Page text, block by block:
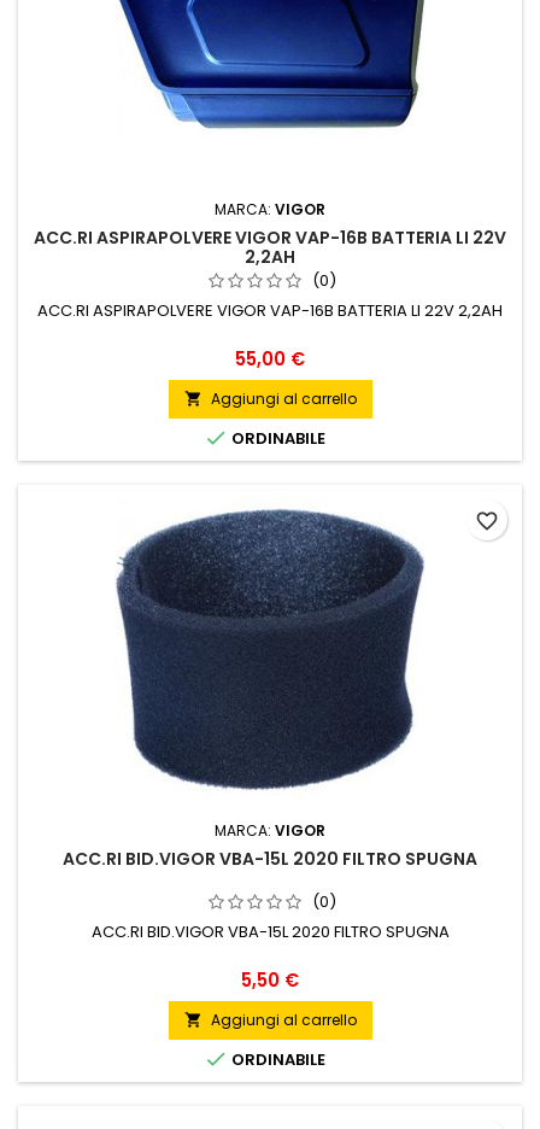
MARCA: VIGOR
ACC.RI ASPIRAPOLVERE VIGOR VAP-16B BATTERIA LI 22V
2,2AH
(0)
ACC.RI ASPIRAPOLVERE VIGOR VAP-16B BATTERIA LI 22V 2,2AH
Prezzo
55,00 €
 Aggiungi al carrello
 ORDINABILE
MARCA: VIGOR
ACC.RI BID.VIGOR VBA-15L 2020 FILTRO SPUGNA
(0)
ACC.RI BID.VIGOR VBA-15L 2020 FILTRO SPUGNA
Prezzo
5,50 €
 Aggiungi al carrello
 ORDINABILE
favorite_border